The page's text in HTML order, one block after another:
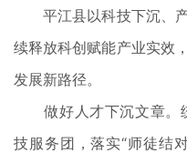
平江县以科技下沉、产
续释放科创赋能产业实效
发展新路径。
做好人才下沉文章。
技服务团，落实“师徒结